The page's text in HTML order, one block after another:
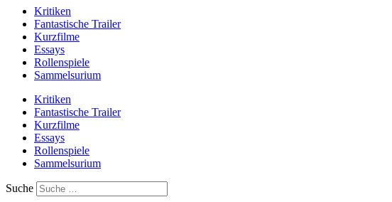
Kritiken
Fantastische Trailer
Kurzfilme
Essays
Rollenspiele
Sammelsurium
Kritiken
Fantastische Trailer
Kurzfilme
Essays
Rollenspiele
Sammelsurium
Suche